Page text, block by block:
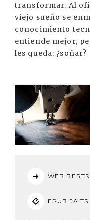
transformar. Al
viejo sueño se
conocimiento
entiende mejor,
les queda: ¿soñar?
WEB
EPUB JAITSI